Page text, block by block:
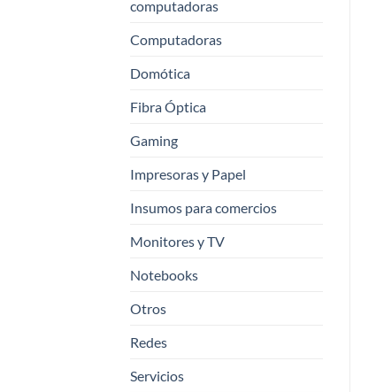
computadoras
Computadoras
Domótica
Fibra Óptica
Gaming
Impresoras y Papel
Insumos para comercios
Monitores y TV
Notebooks
Otros
Redes
Servicios